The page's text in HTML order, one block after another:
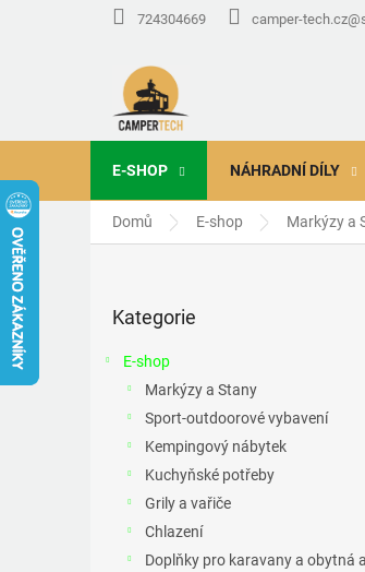
724304669 camper-
E-SHOP NÁHRADNÍ DÍLY
Domů E-shop Markýzy a
kategorie
Kategorie
E-shop
Markýzy a Stany
Sport-outdoorové vybavení
Kempingový nábytek
Kuchyňské potřeby
Grily a vařiče
Chlazení
Doplňky pro karavany a obytná